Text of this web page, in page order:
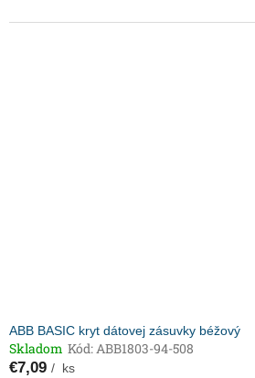
ABB BASIC kryt dátovej zásuvky béžový
Skladom Kód:ABB1803-94-508
€7,09 / ks